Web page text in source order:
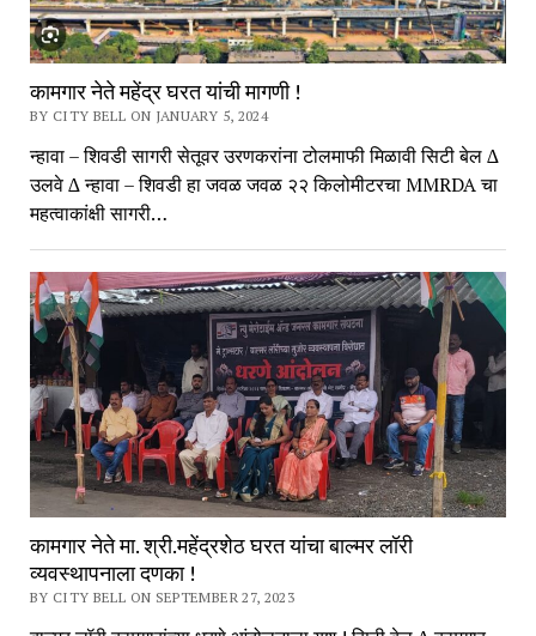
कामगार नेते महेंद्र घरत यांची मागणी !
BY CITY BELL ON JANUARY 5, 2024
न्हावा – शिवडी सागरी सेतूवर उरणकरांना टोलमाफी मिळावी सिटी बेल ∆
उलवे ∆ न्हावा – शिवडी हा जवळ जवळ २२ किलोमीटरचा MMRDA चा
महत्वाकांक्षी सागरी…
कामगार नेते मा. श्री.महेंद्रशेठ घरत यांचा बाल्मर लॉरी
व्यवस्थापनाला दणका !
BY CITY BELL ON SEPTEMBER 27, 2023